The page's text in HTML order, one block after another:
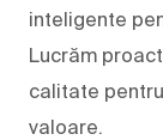
inteligente
Lucrăm
calitate
valoare.